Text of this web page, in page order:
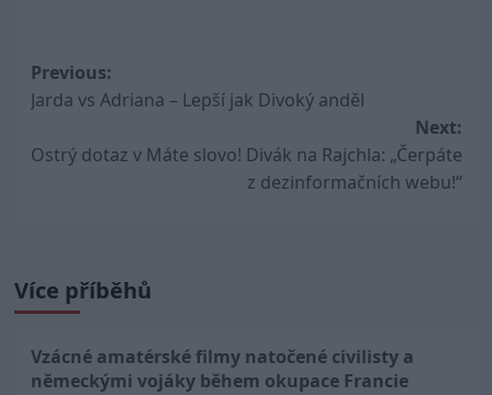
Post
navigation
Previous:
Jarda vs Adriana – Lepší jak Divoký anděl
Next:
Ostrý dotaz v Máte slovo! Divák na Rajchla: „Čerpáte
z dezinformačních webu!“
Více příběhů
Vzácné amatérské filmy natočené civilisty a
německými vojáky během okupace Francie